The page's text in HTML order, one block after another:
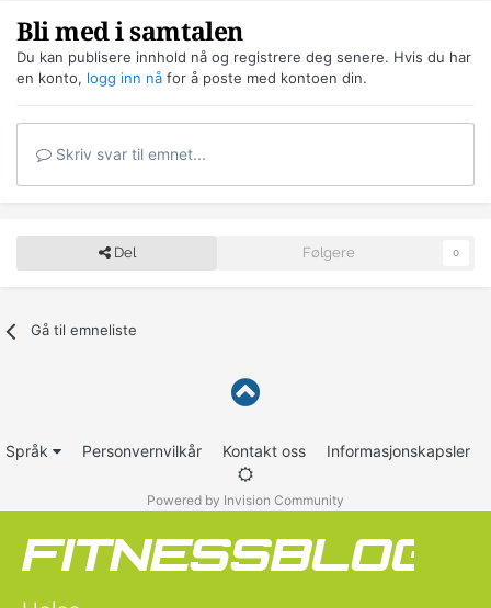
Bli med i samtalen
Du kan publisere innhold nå og registrere deg senere. Hvis du har
en konto, logg inn nå for å poste med kontoen din.
Skriv svar til emnet...
Del Følgere 0
Gå til emneliste
Språk Personvernvilkår Kontakt oss Informasjonskapsler
Powered by Invision Community